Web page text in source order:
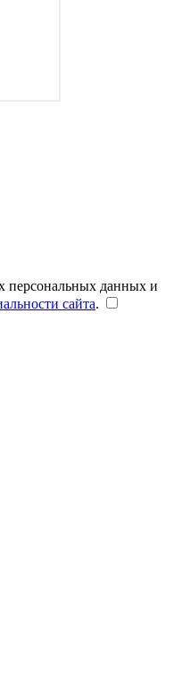
персональных данных и
сайта.